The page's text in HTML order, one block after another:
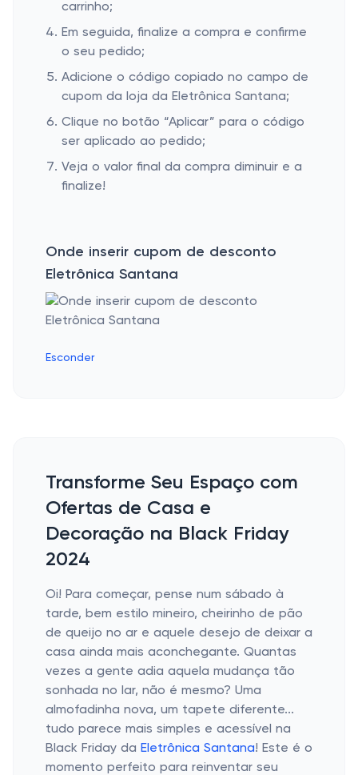
carrinho;
Em seguida, finalize a compra e confirme
o seu pedido;
Adicione o código copiado no campo de
cupom da loja da Eletrônica Santana;
Clique no botão “Aplicar” para o código
ser aplicado ao pedido;
Veja o valor final da compra diminuir e a
finalize!
Onde inserir cupom de desconto
Eletrônica Santana
Esconder
Transforme Seu Espaço com
Ofertas de Casa e
Decoração na Black Friday
2024
Oi! Para começar, pense num sábado à
tarde, bem estilo mineiro, cheirinho de pão
de queijo no ar e aquele desejo de deixar a
casa ainda mais aconchegante. Quantas
vezes a gente adia aquela mudança tão
sonhada no lar, não é mesmo? Uma
almofadinha nova, um tapete diferente...
tudo parece mais simples e acessível na
Black Friday da Eletrônica Santana! Este é o
momento perfeito para reinventar seu